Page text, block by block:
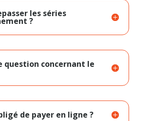
les séries
?
question concernant le
de payer en ligne ?